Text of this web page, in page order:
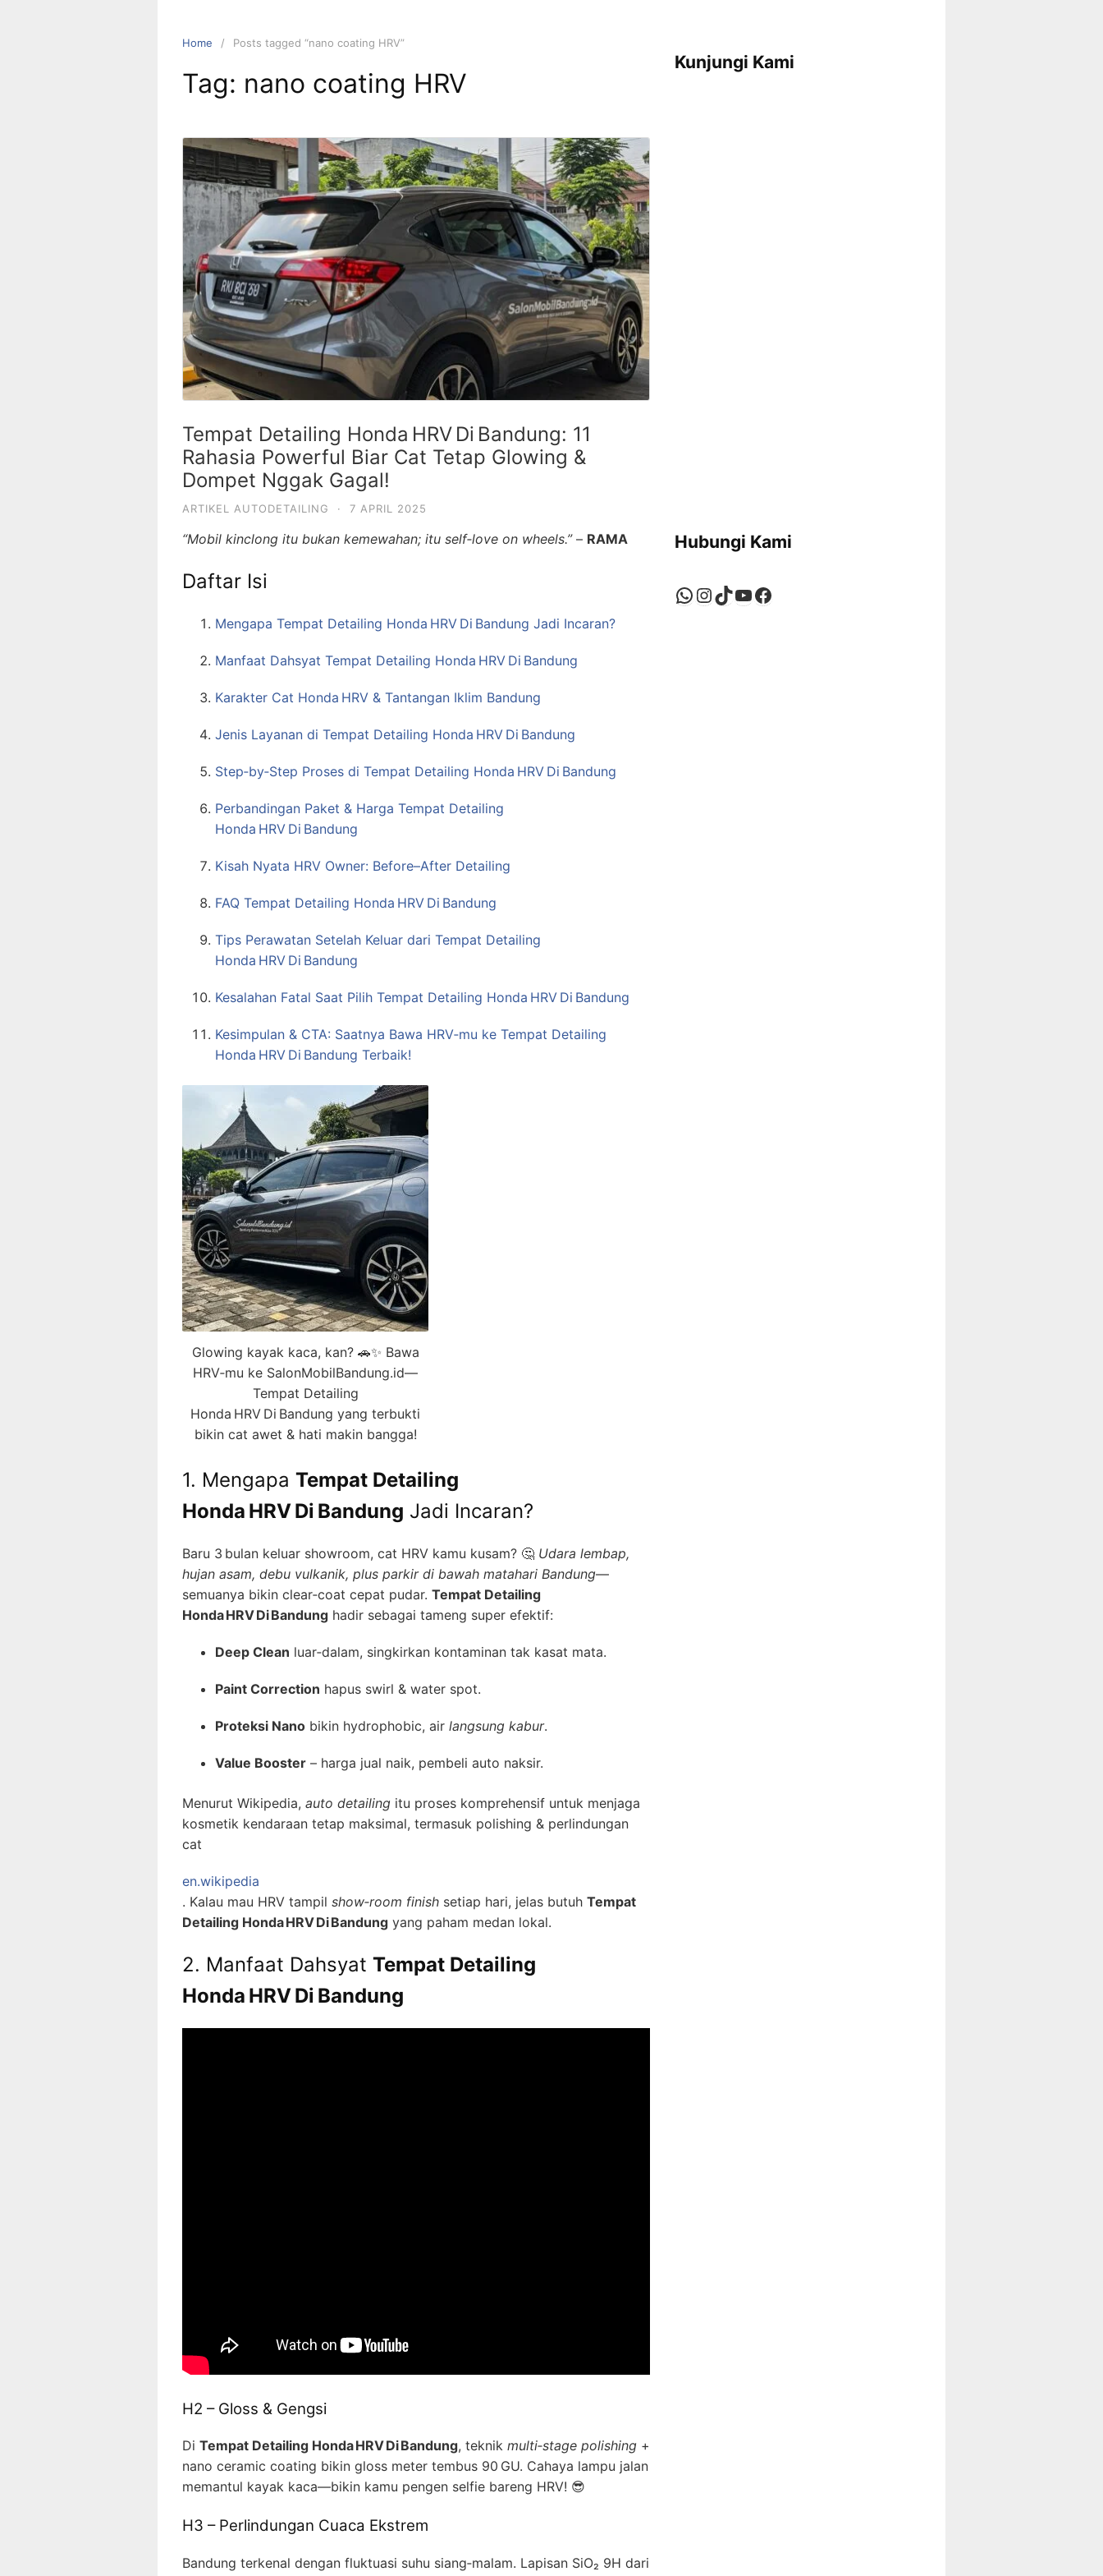
Home Posts tagged “nano coating HRV”
Tag: nano coating HRV
Tempat Detailing Honda HRV Di Bandung: 11
Rahasia Powerful Biar Cat Tetap Glowing &
Dompet Nggak Gagal!
ARTIKEL AUTODETAILING · 7 APRIL 2025
“Mobil kinclong itu bukan kemewahan; itu self‑love on wheels.”– RAMA
Daftar Isi
Mengapa Tempat Detailing Honda HRV Di Bandung Jadi Incaran?
Manfaat Dahsyat Tempat Detailing Honda HRV Di Bandung
Karakter Cat Honda HRV & Tantangan Iklim Bandung
Jenis Layanan di Tempat Detailing Honda HRV Di Bandung
Step‑by‑Step Proses di Tempat Detailing Honda HRV Di Bandung
Perbandingan Paket & Harga Tempat Detailing
Honda HRV Di Bandung
Kisah Nyata HRV Owner: Before–After Detailing
FAQ Tempat Detailing Honda HRV Di Bandung
Tips Perawatan Setelah Keluar dari Tempat Detailing
Honda HRV Di Bandung
Kesalahan Fatal Saat Pilih Tempat Detailing Honda HRV Di Bandung
Kesimpulan & CTA: Saatnya Bawa HRV‑mu ke Tempat Detailing
Honda HRV Di Bandung Terbaik!
Glowing kayak kaca, kan? 🚗✨ Bawa
HRV‑mu ke SalonMobilBandung.id—
Tempat Detailing
Honda HRV Di Bandung yang terbukti
bikin cat awet & hati makin bangga!
1. Mengapa Tempat Detailing
Honda HRV Di Bandung Jadi Incaran?
Baru 3 bulan keluar showroom, cat HRV kamu kusam? 🤔 Udara lembap,
hujan asam, debu vulkanik, plus parkir di bawah matahari Bandung—
semuanya bikin clear‑coat cepat pudar. Tempat Detailing
Honda HRV Di Bandung hadir sebagai tameng super efektif:
Deep Clean luar‑dalam, singkirkan kontaminan tak kasat mata.
Paint Correction hapus swirl & water spot.
Proteksi Nano bikin hydrophobic, air langsung kabur.
Value Booster – harga jual naik, pembeli auto naksir.
Menurut Wikipedia, auto detailing itu proses komprehensif untuk menjaga
kosmetik kendaraan tetap maksimal, termasuk polishing & perlindungan
cat
en.wikipedia
. Kalau mau HRV tampil show‑room finish setiap hari, jelas butuh Tempat
Detailing Honda HRV Di Bandung yang paham medan lokal.
2. Manfaat Dahsyat Tempat Detailing
Honda HRV Di Bandung
H2 – Gloss & Gengsi
Di Tempat Detailing Honda HRV Di Bandung, teknik multi‑stage polishing +
nano ceramic coating bikin gloss meter tembus 90 GU. Cahaya lampu jalan
memantul kayak kaca—bikin kamu pengen selfie bareng HRV! 😎
H3 – Perlindungan Cuaca Ekstrem
Bandung terkenal dengan fluktuasi suhu siang‑malam. Lapisan SiO₂ 9H dari
Kunjungi Kami
Hubungi Kami
WhatsApp
Instagram
TikTok
YouTube
Facebook